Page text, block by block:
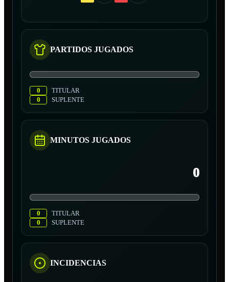
PARTIDOS JUGADOS
0
TITULAR
0
SUPLENTE
MINUTOS JUGADOS
0
0
TITULAR
0
SUPLENTE
INCIDENCIAS